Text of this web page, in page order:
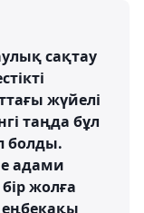
сақтау
жүйелі
таңда бұл
болды.
адами
жолға
еңбекақы